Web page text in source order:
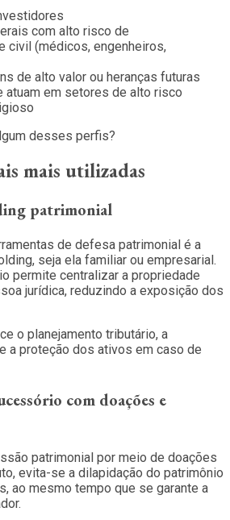
com alto risco de
civil (médicos, engenheiros,
de alto valor ou heranças futuras
atuam em setores de alto risco
desses perfis?
mais utilizadas
patrimonial
de defesa patrimonial é a
seja ela familiar ou empresarial.
permite centralizar a propriedade
jurídica, reduzindo a exposição dos
o planejamento tributário, a
a proteção dos ativos em caso de
com doações e
patrimonial por meio de doações
evita-se a dilapidação do patrimônio
ao mesmo tempo que se garante a